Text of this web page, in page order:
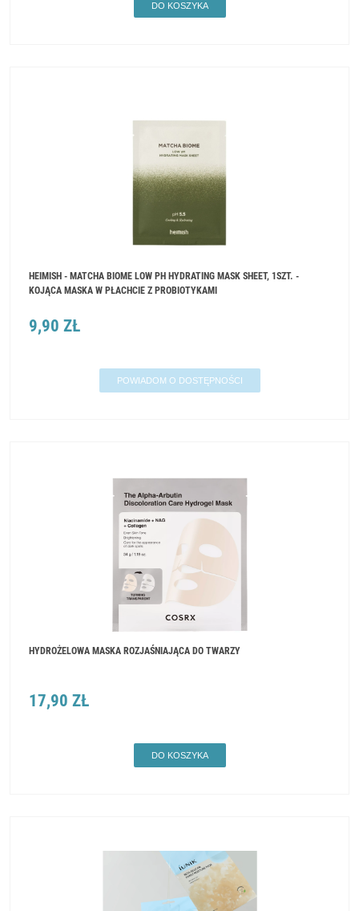
DO KOSZYKA
HEIMISH - MATCHA BIOME LOW PH HYDRATING MASK SHEET, 1SZT. -
KOJĄCA MASKA W PŁACHCIE Z PROBIOTYKAMI
9,90 ZŁ
POWIADOM O DOSTĘPNOŚCI
HYDROŻELOWA MASKA ROZJAŚNIAJĄCA DO TWARZY
17,90 ZŁ
DO KOSZYKA